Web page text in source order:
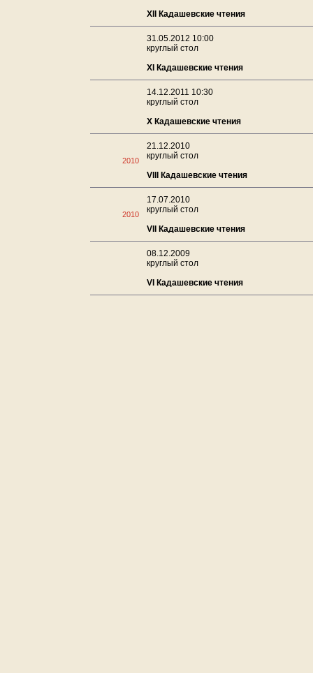
XII Кадашевские чтения
31.05.2012 10:00
круглый стол
XI Кадашевские чтения
14.12.2011 10:30
круглый стол
X Кадашевские чтения
2010
21.12.2010
круглый стол
VIII Кадашевские чтения
2010
17.07.2010
круглый стол
VII Кадашевские чтения
08.12.2009
круглый стол
VI Кадашевские чтения